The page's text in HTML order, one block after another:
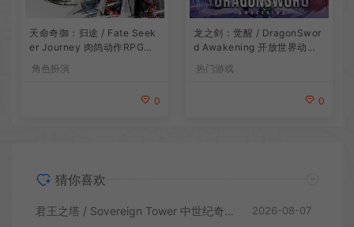
天命奇御：归途 / Fate Seek
er Journey 肉鸽动作RPG游
角色扮演
0
龙之剑：觉醒 / DragonSwor
d Awakening 开放世界动作R
热门游戏
0
猜你喜欢
君王之塔 / Sovereign Tower 中世纪奇幻模拟RPG游戏 2026-08-07